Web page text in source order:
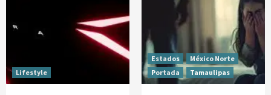
Lifestyle
Estados
México Norte
Portada
Tamaulipas